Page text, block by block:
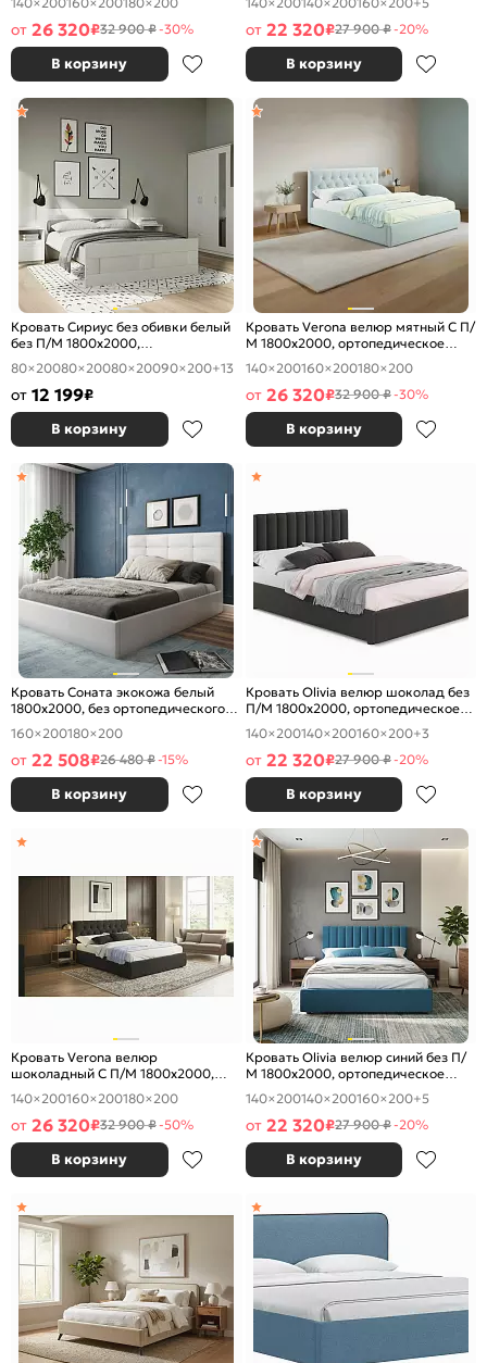
от 26 320₽32 900 ₽-30%
В корзину
от 22 320₽27 900 ₽-20%
В корзину
Кровать Сириус без обивки белый
без П/М 1800x2000,
ортопедическое основание,
изголовье жесткое
80×20080×20080×20090×200+13
от 12 199₽
В корзину
Кровать Verona велюр мятный С П/
М 1800x2000, ортопедическое
основание, изголовье мягкое
140×200160×200180×200
от 26 320₽32 900 ₽-30%
В корзину
Кровать Соната экокожа белый
1800x2000, без ортопедического
основания, изголовье мягкое
160×200180×200
от 22 508₽26 480 ₽-15%
В корзину
Кровать Olivia велюр шоколад без
П/М 1800x2000, ортопедическое
основание, изголовье мягкое
140×200140×200160×200+3
от 22 320₽27 900 ₽-20%
В корзину
Кровать Verona велюр
шоколадный С П/М 1800x2000,
ортопедическое основание,
изголовье мягкое
140×200160×200180×200
от 26 320₽32 900 ₽-50%
В корзину
Кровать Olivia велюр синий без П/
М 1800x2000, ортопедическое
основание, изголовье мягкое
140×200140×200160×200+5
от 22 320₽27 900 ₽-20%
В корзину